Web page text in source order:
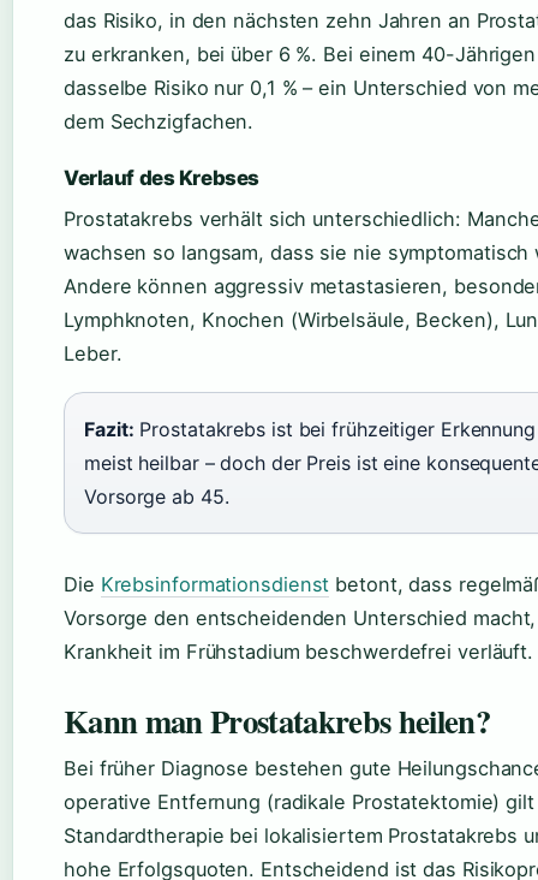
das Risiko, in den nächsten zehn Jahren an
zu erkranken, bei über 6 %. Bei einem 40-
dasselbe Risiko nur 0,1 % – ein Unterschied von
dem Sechzigfachen.
Verlauf des Krebses
Prostatakrebs verhält sich unterschiedlich:
wachsen so langsam, dass sie nie symptomatisch
Andere können aggressiv metastasieren,
Lymphknoten, Knochen (Wirbelsäule, Becken),
Leber.
Fazit: Prostatakrebs ist bei frühzeitiger
meist heilbar – doch der Preis ist eine
Vorsorge ab 45.
Die Krebsinformationsdienst betont, dass
Vorsorge den entscheidenden Unterschied
Krankheit im Frühstadium beschwerdefrei verläuft.
Kann man Prostatakrebs heilen?
Bei früher Diagnose bestehen gute
operative Entfernung (radikale Prostatektomie) gilt
Standardtherapie bei lokalisiertem Prostatakrebs
hohe Erfolgsquoten. Entscheidend ist das